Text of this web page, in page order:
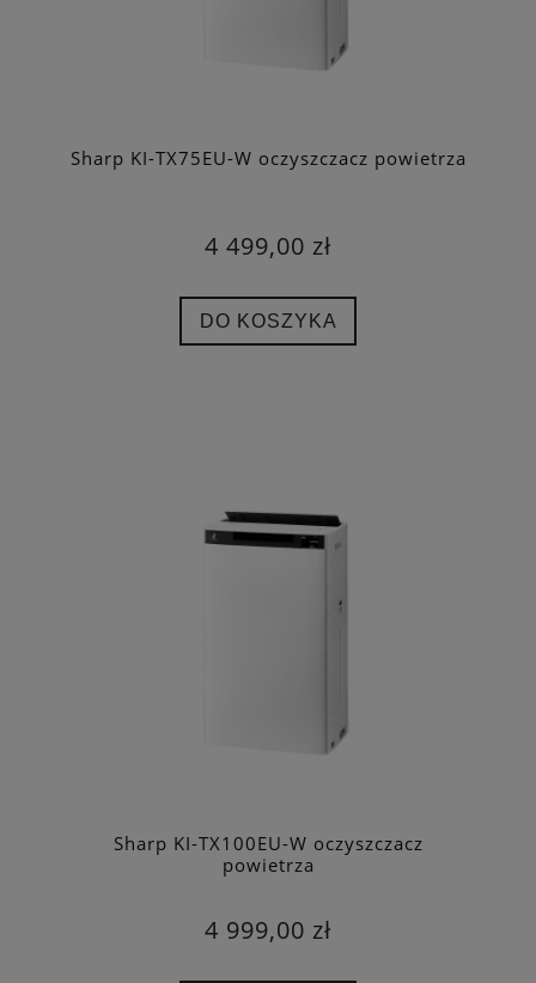
Sharp KI-TX75EU-W oczyszczacz powietrza
4 499,00 zł
DO KOSZYKA
Sharp KI-TX100EU-W oczyszczacz
powietrza
4 999,00 zł